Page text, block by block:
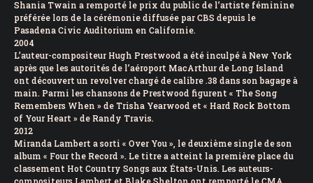
Shania Twain a remporté le prix du public de l’artiste féminine
préférée lors de la cérémonie diffusée par CBS depuis le
Pasadena Civic Auditorium en Californie.
2004
L’auteur-compositeur Hugh Prestwood a été inculpé à New York
après que les autorités de l’aéroport MacArthur de Long Island
ont découvert un revolver chargé de calibre .38 dans son bagage à
main. Parmi les chansons de Prestwood figurent « The Song
Remembers When » de Trisha Yearwood et « Hard Rock Bottom
of Your Heart » de Randy Travis.
2012
Miranda Lambert a sorti « Over You », le deuxième single de son
album « Four the Record ». Le titre a atteint la première place du
classement Hot Country Songs aux États-Unis. Les auteurs-